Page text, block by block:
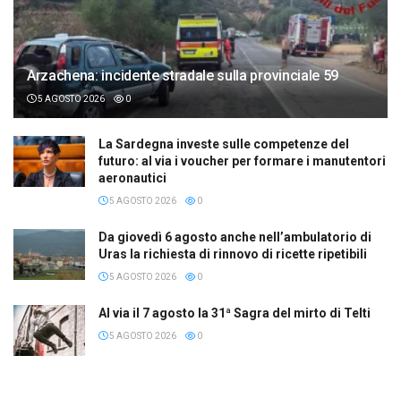
Arzachena: incidente stradale sulla provinciale 59
5 AGOSTO 2026 0
La Sardegna investe sulle competenze del
futuro: al via i voucher per formare i manutentori
aeronautici
5 AGOSTO 2026 0
Da giovedì 6 agosto anche nell’ambulatorio di
Uras la richiesta di rinnovo di ricette ripetibili
5 AGOSTO 2026 0
Al via il 7 agosto la 31ª Sagra del mirto di Telti
5 AGOSTO 2026 0